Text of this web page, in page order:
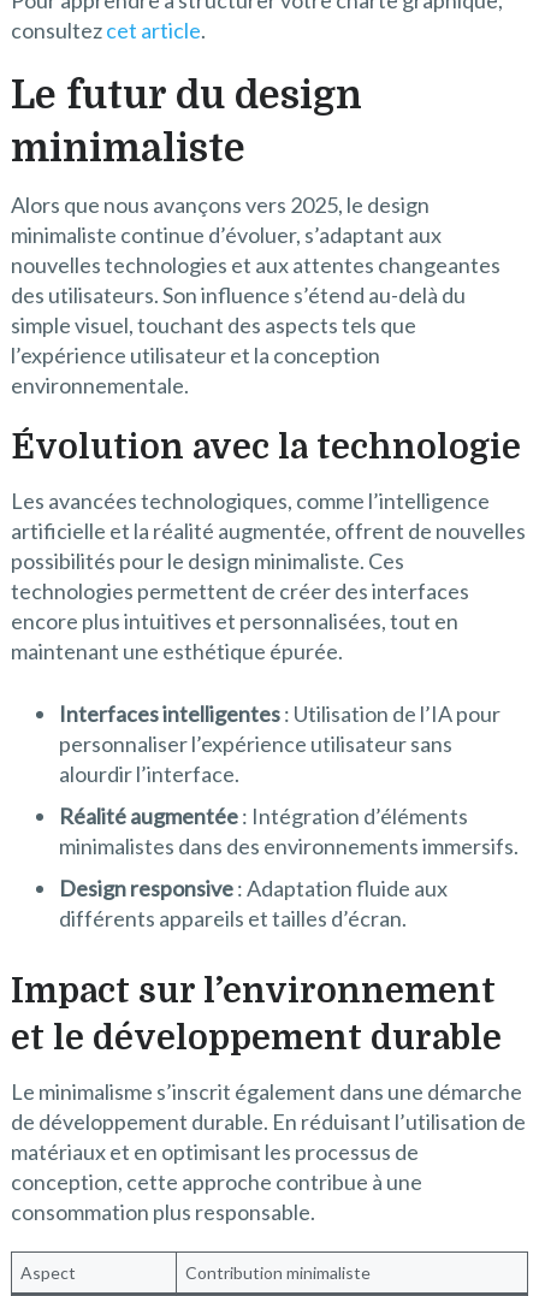
consultezcet article.
Le futur du design
minimaliste
Alors que nous avançons vers 2025, le design
minimaliste continue d’évoluer, s’adaptant aux
nouvelles technologies et aux attentes changeantes
des utilisateurs. Son influence s’étend au-delà du
simple visuel, touchant des aspects tels que
l’expérience utilisateur et la conception
environnementale.
Évolution avec la technologie
Les avancées technologiques, comme l’intelligence
artificielle et la réalité augmentée, offrent de nouvelles
possibilités pour le design minimaliste. Ces
technologies permettent de créer des interfaces
encore plus intuitives et personnalisées, tout en
maintenant une esthétique épurée.
Interfaces intelligentes: Utilisation de l’IA pour
personnaliser l’expérience utilisateur sans
alourdir l’interface.
Réalité augmentée: Intégration d’éléments
minimalistes dans des environnements immersifs.
Design responsive: Adaptation fluide aux
différents appareils et tailles d’écran.
Impact sur l’environnement
et le développement durable
Le minimalisme s’inscrit également dans une démarche
de développement durable. En réduisant l’utilisation de
matériaux et en optimisant les processus de
conception, cette approche contribue à une
consommation plus responsable.
Aspect Contribution minimaliste